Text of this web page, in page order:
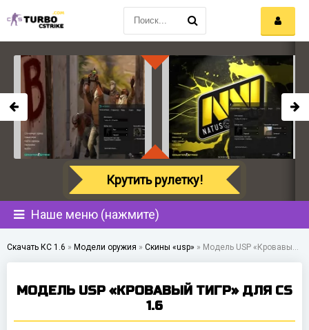
Наше меню (нажмите)
Скачать КС 1.6 » Модели оружия » Скины «usp» » Модель USP «Кровавый тигр» для CS 1.6
МОДЕЛЬ USP «КРОВАВЫЙ ТИГР» ДЛЯ CS
1.6
Крутить рулетку!